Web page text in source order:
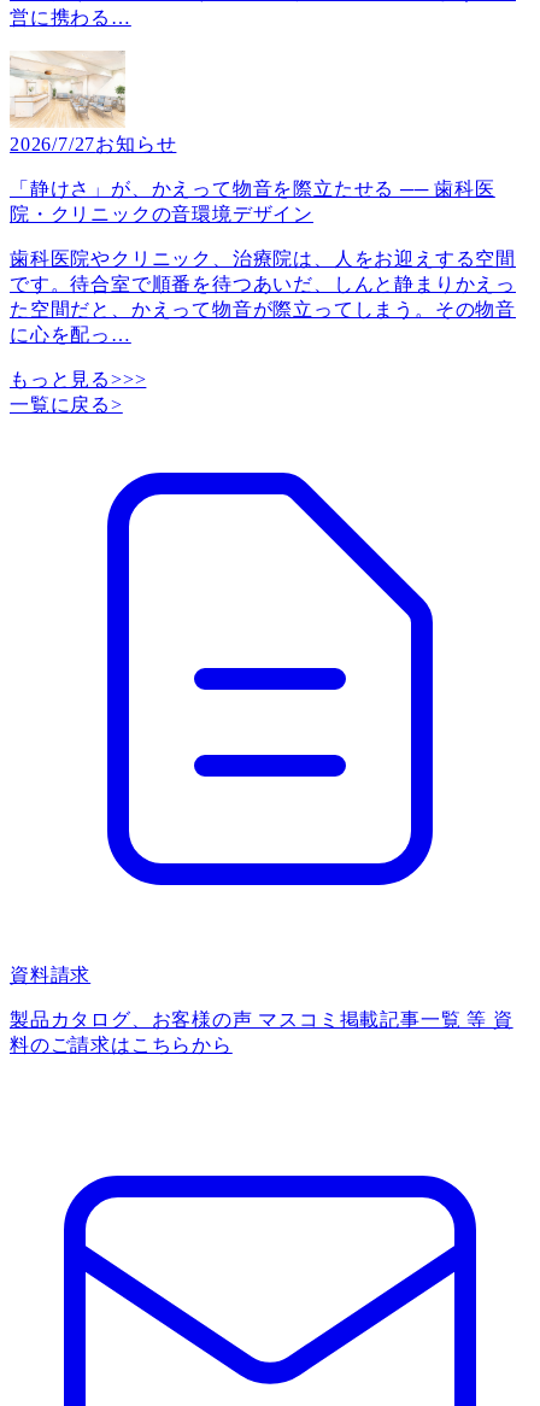
営に携わる …
2026/7/27お知らせ
「静けさ」が、かえって物音を際立たせる ── 歯科医
院・クリニックの音環境デザイン
歯科医院やクリニック、治療院は、人をお迎えする空間
です。待合室で順番を待つあいだ、しんと静まりかえっ
た空間だと、かえって物音が際立ってしまう。その物音
に心を配っ …
もっと見る>>>
一覧に戻る>
資料請求
製品カタログ、お客様の声 マスコミ掲載記事一覧 等 資
料のご請求はこちらから